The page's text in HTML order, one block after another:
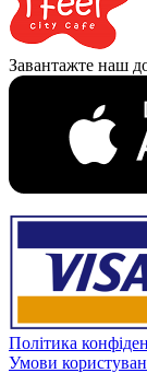
Завантажте наш
Політика
Умови